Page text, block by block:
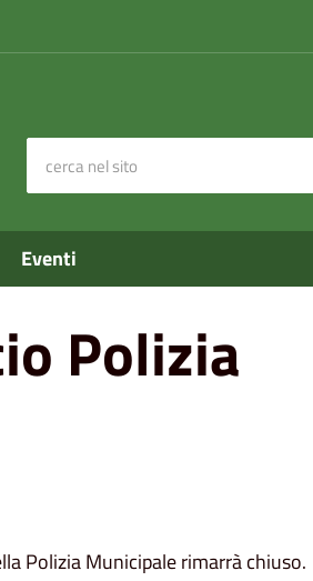
Eventi
Polizia
Polizia Municipale rimarrà chiuso.